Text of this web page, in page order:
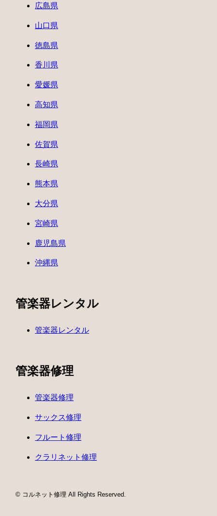
広島県
山口県
徳島県
香川県
愛媛県
高知県
福岡県
佐賀県
長崎県
熊本県
大分県
宮崎県
鹿児島県
沖縄県
管楽器レンタル
管楽器レンタル
管楽器修理
管楽器修理
サックス修理
フルート修理
クラリネット修理
© コルネット修理 All Rights Reserved.